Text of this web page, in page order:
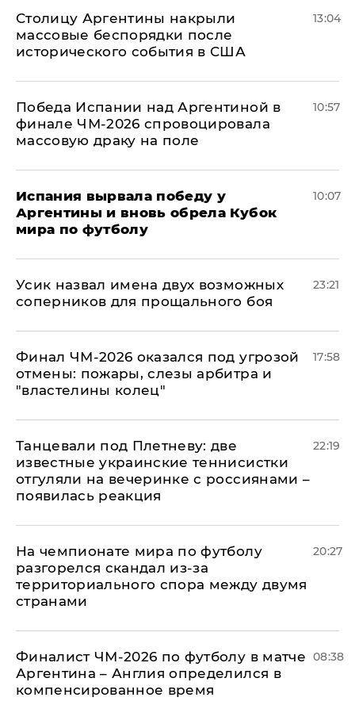
Столицу Аргентины накрыли
массовые беспорядки после
исторического события в США
13:04
Победа Испании над Аргентиной в
финале ЧМ-2026 спровоцировала
массовую драку на поле
10:57
Испания вырвала победу у
Аргентины и вновь обрела Кубок
мира по футболу
10:07
Усик назвал имена двух возможных
соперников для прощального боя
23:21
Финал ЧМ-2026 оказался под угрозой
отмены: пожары, слезы арбитра и
"властелины колец"
17:58
Танцевали под Плетневу: две
известные украинские теннисистки
отгуляли на вечеринке с россиянами –
появилась реакция
22:19
На чемпионате мира по футболу
разгорелся скандал из-за
территориального спора между двумя
странами
20:27
Финалист ЧМ-2026 по футболу в матче
Аргентина – Англия определился в
компенсированное время
08:38